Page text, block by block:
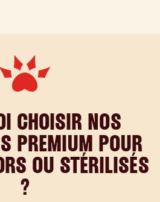
CHOISIR NOS
PREMIUM POUR
OU STÉRILISÉS
?